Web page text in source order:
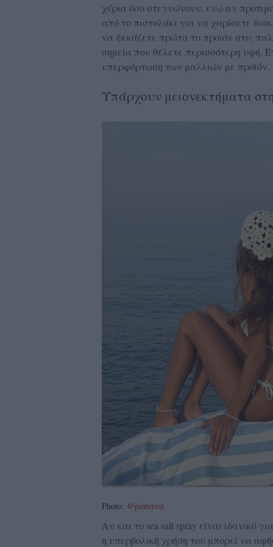
χέρια όσο στεγνώνουν, ενώ αν
από το πιστολάκι για να χαρίσετε
να ψεκάζετε πρώτα το προϊόν στις
σημεία που θέλετε περισσότερη υφή.
υπερφόρτωση των μαλλιών με προϊόν.
Υπάρχουν μειονεκτήματα
Photo: @pinterest
Αν και το sea salt spray είναι ιδανικό
η υπερβολική χρήση του μπορεί να